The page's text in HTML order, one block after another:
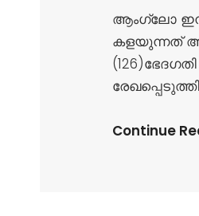
ആംഗ്ലോ
കളയുന്നത്
Continue